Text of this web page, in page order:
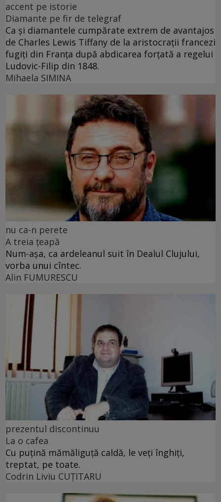
accent pe istorie
Diamante pe fir de telegraf
Ca și diamantele cumpărate extrem de avantajos
de Charles Lewis Tiffany de la aristocrații francezi
fugiți din Franța după abdicarea forțată a regelui
Ludovic-Filip din 1848.
Mihaela SIMINA
nu ca-n perete
A treia țeapă
Num-așa, ca ardeleanul suit în Dealul Clujului,
vorba unui cîntec.
Alin FUMURESCU
prezentul discontinuu
La o cafea
Cu puţină mămăliguţă caldă, le veţi înghiţi,
treptat, pe toate.
Codrin Liviu CUŢITARU